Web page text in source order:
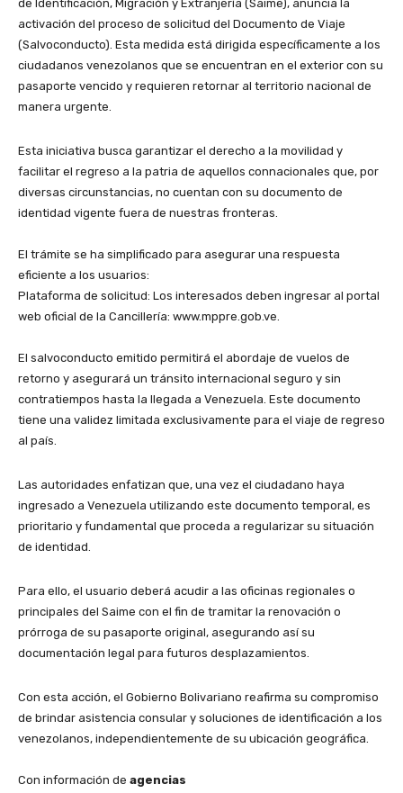
de Identificación, Migración y Extranjería (Saime), anuncia la
activación del proceso de solicitud del Documento de Viaje
(Salvoconducto). Esta medida está dirigida específicamente a los
ciudadanos venezolanos que se encuentran en el exterior con su
pasaporte vencido y requieren retornar al territorio nacional de
manera urgente.
​Esta iniciativa busca garantizar el derecho a la movilidad y
facilitar el regreso a la patria de aquellos connacionales que, por
diversas circunstancias, no cuentan con su documento de
identidad vigente fuera de nuestras fronteras.
​El trámite se ha simplificado para asegurar una respuesta
eficiente a los usuarios:
​Plataforma de solicitud: Los interesados deben ingresar al portal
web oficial de la Cancillería: www.mppre.gob.ve.
El salvoconducto emitido permitirá el abordaje de vuelos de
retorno y asegurará un tránsito internacional seguro y sin
contratiempos hasta la llegada a Venezuela. Este documento
tiene una validez limitada exclusivamente para el viaje de regreso
al país.
​Las autoridades enfatizan que, una vez el ciudadano haya
ingresado a Venezuela utilizando este documento temporal, es
prioritario y fundamental que proceda a regularizar su situación
de identidad.
​Para ello, el usuario deberá acudir a las oficinas regionales o
principales del Saime con el fin de tramitar la renovación o
prórroga de su pasaporte original, asegurando así su
documentación legal para futuros desplazamientos.
​Con esta acción, el Gobierno Bolivariano reafirma su compromiso
de brindar asistencia consular y soluciones de identificación a los
venezolanos, independientemente de su ubicación geográfica.
Con información de agencias